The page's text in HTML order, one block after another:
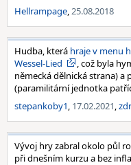
Hellrampage,25.08.2018
Hudba, která hraje v menu
Wessel-Lied
, což byla
německá dělnická strana)
(paramilitární jednotka
stepankoby1, 17.02.2021,
Vývoj hry zabral okolo půl
při dnešním kurzu a bez